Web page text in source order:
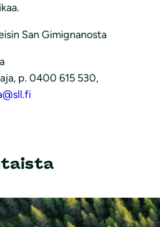
San Gimignanosta
p. 0400 615 530,